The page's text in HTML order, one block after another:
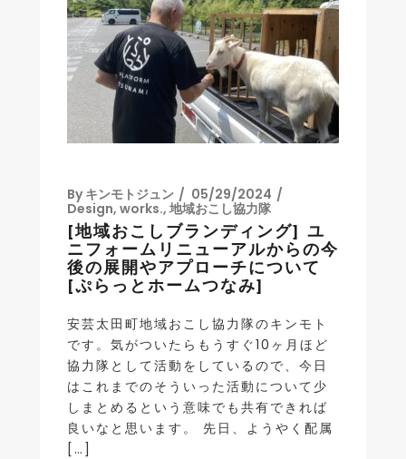
By キンモトジュン
05/29/2024
Design, works., 地域おこし協力隊
[地域おこしブランディング] ユ
ニフォームリニューアルからの今
後の展開やアプローチについて
[ぷらっとホームつなみ]
安芸太田町地域おこし協力隊のキンモト
です。気がついたらもうすぐ10ヶ月ほど
協力隊として活動をしているので、今日
はこれまでのそういった活動について少
しまとめるという意味でも共有できれば
良いなと思います。 先日、ようやく配属
[…]